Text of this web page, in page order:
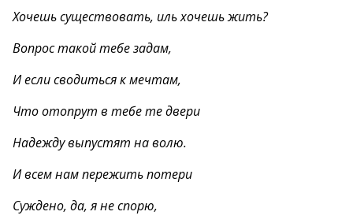
Хочешь существовать, иль хочешь жить?
Вопрос такой тебе задам,
И если сводиться к мечтам,
Что отопрут в тебе те двери
Надежду выпустят на волю.
И всем нам пережить потери
Суждено, да, я не спорю,